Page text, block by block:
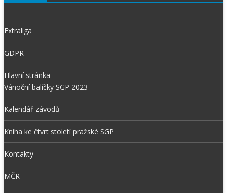
Extraliga
GDPR
Hlavní stránka
Vánoční balíčky SGP 2023
Kalendář závodů
Kniha ke čtvrt století pražské SGP
Kontakty
MČR